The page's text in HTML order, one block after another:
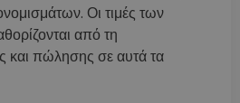
Οι τιμές των
από τη
και πώλησης σε αυτά τα